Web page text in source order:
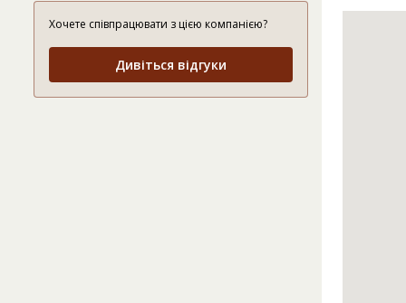
Хочете співпрацювати з цією компанією?
Дивіться відгуки